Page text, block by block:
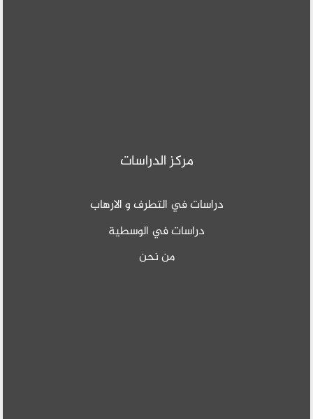
مركز الدراسات
دراسات في التطرف و الارهاب
دراسات في الوسطية
من نحن